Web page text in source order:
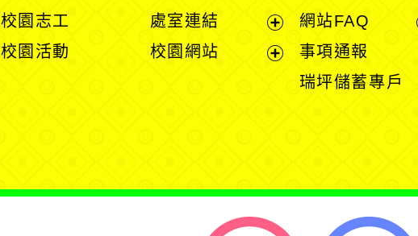
校園志工
校園活動
單
處室連結
展
校園網站
網站FAQ
事項通報
瑞坪儲蓄專戶